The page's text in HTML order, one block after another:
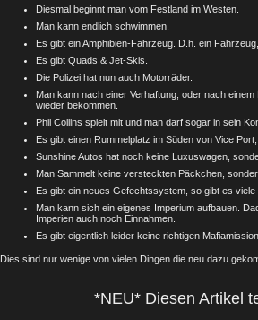
Diesmal beginnt man vom Festland im Westen.
Man kann endlich schwimmen.
Es gibt ein Amphibien-Fahrzeug. D.h. ein
Es gibt Quads & Jet-Skis.
Die Polizei hat nun auch Motorräder.
Man kann nach einer Verhaftung, oder nach
wieder bekommen.
Phil Collins spielt mit und man darf sogar in sein
Es gibt einen Rummelplatz im Süden von Vice
Sunshine Autos hat noch keine Luxuswagen,
Man Sammelt keine versteckten Päckchen,
Es gibt ein neues Gefechtssystem, so gibt es
Man kann sich ein eigenes Imperium aufbauen.
Imperien auch noch Einnahmen.
Es gibt eigentlich leider keine richtigen
Dies sind nur wenige von vielen Dingen die neu dazu
*NEU* Diesen Artikel